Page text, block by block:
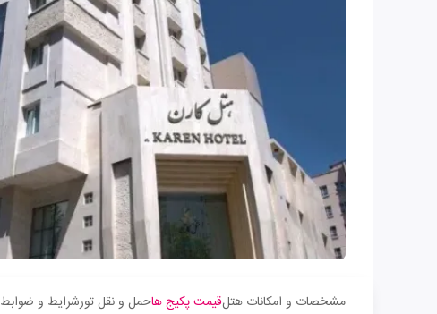
مشخصات و امکانات هتلقیمت پکیج هاحمل و نقل تورشرایط و ضوابط